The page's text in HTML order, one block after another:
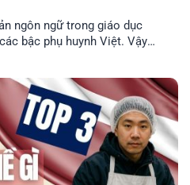
ngôn ngữ trong giáo dục
bậc phụ huynh Việt. Vậy
[...]